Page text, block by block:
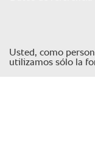
Usted, como
utilizamos sólo la